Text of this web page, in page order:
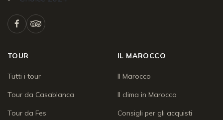
TOUR
Tutti i tour
Tour da Casablanca
Tour da Fes
IL MAROCCO
Il Marocco
Il clima in Marocco
Consigli per gli acquisti